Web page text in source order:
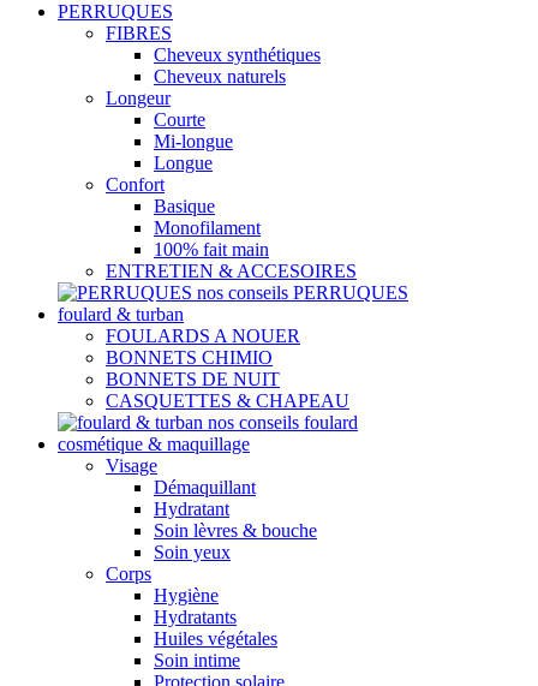
PERRUQUES
FIBRES
Cheveux synthétiques
Cheveux naturels
Longeur
Courte
Mi-longue
Longue
Confort
Basique
Monofilament
100% fait main
ENTRETIEN & ACCESOIRES
nos conseils PERRUQUES
foulard & turban
FOULARDS A NOUER
BONNETS CHIMIO
BONNETS DE NUIT
CASQUETTES & CHAPEAU
nos conseils foulard
cosmétique & maquillage
Visage
Démaquillant
Hydratant
Soin lèvres & bouche
Soin yeux
Corps
Hygiène
Hydratants
Huiles végétales
Soin intime
Protection solaire